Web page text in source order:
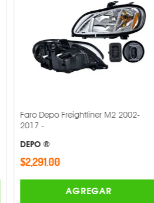
Faro Depo Volkswagen Pointer
2005 -
DEPO ®
$985.00
AGREGAR